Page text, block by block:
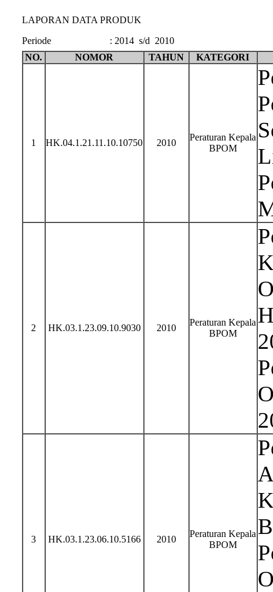
LAPORAN DATA PRODUK
Periode
: 2014 s/d 2010
NO.
NOMOR TAHUN KATEGORI
1 HK.04.1.21.11.10.10750 2010
Peraturan Kepala
BPOM
2 HK.03.1.23.09.10.9030 2010
Peraturan Kepala
BPOM
3 HK.03.1.23.06.10.5166 2010
Peraturan Kepala
BPOM